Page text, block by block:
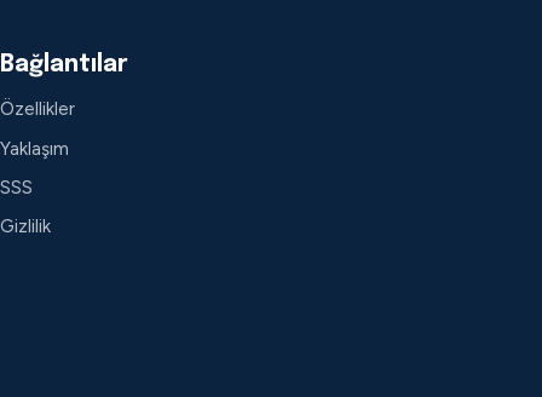
Bağlantılar
Özellikler
Yaklaşım
SSS
Gizlilik